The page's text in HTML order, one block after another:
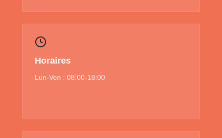
Horaires
Lun-Ven : 08:00-18:00